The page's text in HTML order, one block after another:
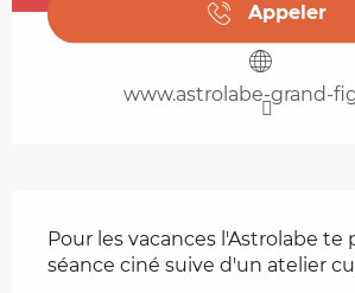
Appeler
www.astrolabe-grand-
Pour les vacances l'Astrolabe te
séance ciné suive d'un atelier